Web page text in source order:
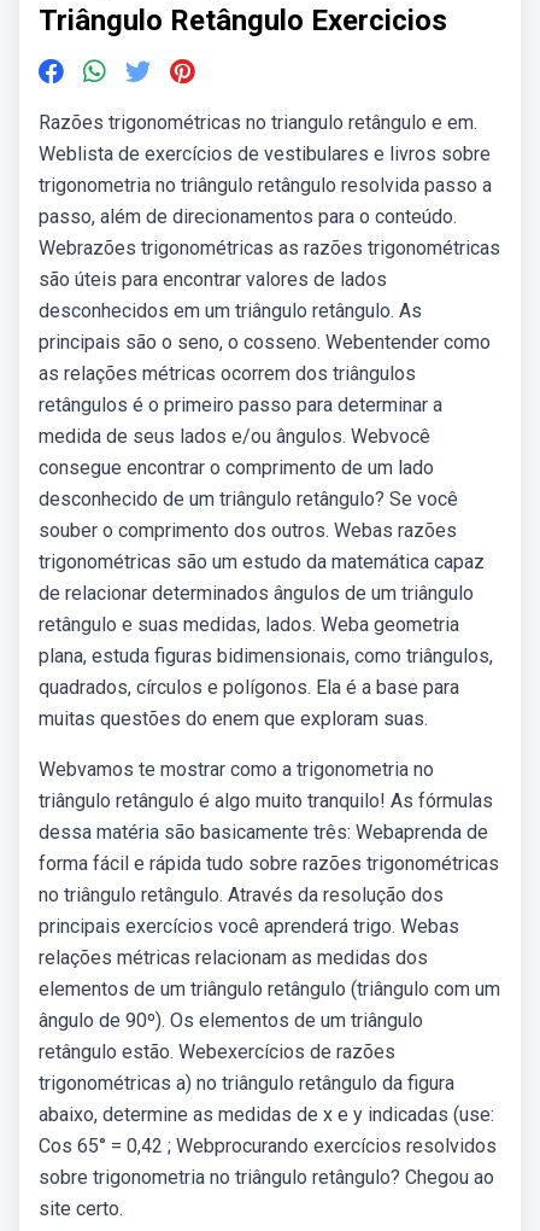
Triângulo Retângulo Exercicios
Razões trigonométricas no triangulo retângulo e em.
Weblista de exercícios de vestibulares e livros sobre
trigonometria no triângulo retângulo resolvida passo a
passo, além de direcionamentos para o conteúdo.
Webrazões trigonométricas as razões trigonométricas
são úteis para encontrar valores de lados
desconhecidos em um triângulo retângulo. As
principais são o seno, o cosseno. Webentender como
as relações métricas ocorrem dos triângulos
retângulos é o primeiro passo para determinar a
medida de seus lados e/ou ângulos. Webvocê
consegue encontrar o comprimento de um lado
desconhecido de um triângulo retângulo? Se você
souber o comprimento dos outros. Webas razões
trigonométricas são um estudo da matemática capaz
de relacionar determinados ângulos de um triângulo
retângulo e suas medidas, lados. Weba geometria
plana, estuda figuras bidimensionais, como triângulos,
quadrados, círculos e polígonos. Ela é a base para
muitas questões do enem que exploram suas.
Webvamos te mostrar como a trigonometria no
triângulo retângulo é algo muito tranquilo! As fórmulas
dessa matéria são basicamente três: Webaprenda de
forma fácil e rápida tudo sobre razões trigonométricas
no triângulo retângulo. Através da resolução dos
principais exercícios você aprenderá trigo. Webas
relações métricas relacionam as medidas dos
elementos de um triângulo retângulo (triângulo com um
ângulo de 90º). Os elementos de um triângulo
retângulo estão. Webexercícios de razões
trigonométricas a) no triângulo retângulo da figura
abaixo, determine as medidas de x e y indicadas (use:
Cos 65° = 0,42 ; Webprocurando exercícios resolvidos
sobre trigonometria no triângulo retângulo? Chegou ao
site certo.